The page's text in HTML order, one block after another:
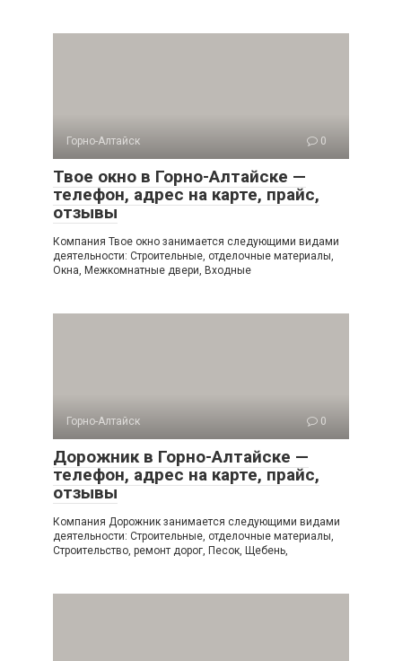
Горно-Алтайск 0
Твое окно в Горно-Алтайске —
телефон, адрес на карте, прайс,
отзывы
Компания Твое окно занимается следующими видами
деятельности: Строительные, отделочные материалы,
Окна, Межкомнатные двери, Входные
Горно-Алтайск 0
Дорожник в Горно-Алтайске —
телефон, адрес на карте, прайс,
отзывы
Компания Дорожник занимается следующими видами
деятельности: Строительные, отделочные материалы,
Строительство, ремонт дорог, Песок, Щебень,